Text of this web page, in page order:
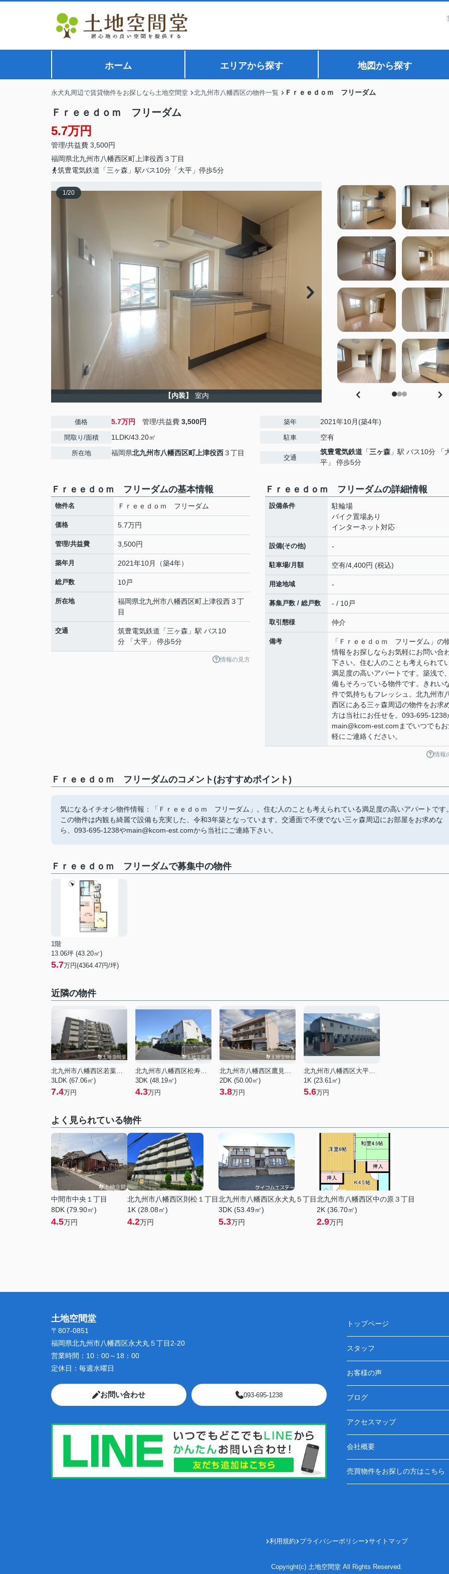
ホーム エリアから探す 地図から探す
永犬丸周辺で賃貸物件をお探しなら土地空間堂 北九州市八幡西区の物件一覧 Ｆｒｅｅｄｏｍ フリーダム
Ｆｒｅｅｄｏｍ フリーダム
5.7万円
管理/共益費 3,500円
福岡県北九州市八幡西区町上津役西３丁目
筑豊電気鉄道「三ヶ森」駅バス10分「大平」停歩5分
1/20
【内装】 室内
価格 5.7万円 管理/共益費 3,500円
間取り/面積 1LDK/43.20㎡
所在地 福岡県北九州市八幡西区町上津役西３丁目
築年 2021年10月(築4年)
駐車 空有
交通
筑豊電気鉄道 「三ヶ森 」駅 バス10分 「
平」 停歩5分
Ｆｒｅｅｄｏｍ フリーダムの基本情報
物件名 Ｆｒｅｅｄｏｍ フリーダム
価格 5.7万円
管理/共益費 3,500円
築年月 2021年10月（築4年）
総戸数 10戸
所在地 福岡県北九州市八幡西区町上津役西３丁
目
交通 筑豊電気鉄道 「三ヶ森 」駅 バス10
分 「大平」 停歩5分
情報の見方
Ｆｒｅｅｄｏｍ フリーダムの詳細情報
設備条件
駐輪場
バイク置場あり
インターネット対応
設備(その他) -
駐車場/月額 空有/4,400円 (税込)
用途地域 -
募集戸数 / 総戸数 - / 10戸
取引態様 仲介
備考
「Ｆｒｅｅｄｏｍ フリーダム」の
情報をお探しならお気軽にお問い合
下さい。住む人のことも考えられて
満足度の高いアパートです。築浅で
備もそろっている物件です。きれい
件で気持ちもフレッシュ。北九州市
西区にある三ヶ森周辺の物件をお求
方は当社にお任せを。093-695-1238
main@kcom-est.comまでいつでも
軽にご連絡ください。
情報
Ｆｒｅｅｄｏｍ フリーダムのコメント(おすすめポイント)
気になるイチオシ物件情報：「Ｆｒｅｅｄｏｍ フリーダム」。住む人のことも考えられている満足度の高いアパートです。
この物件は内観も綺麗で設備も充実した、令和3年築となっています。交通面で不便でない三ヶ森周辺にお部屋をお求めな
ら、093-695-1238やmain@kcom-est.comから当社にご連絡下さい。
Ｆｒｅｅｄｏｍ フリーダムで募集中の物件
1階
13.06坪 (43.20㎡)
5.7万円(4364.47円/坪)
近隣の物件
北九州市八幡西区若葉３丁目
3LDK (67.06㎡)
7.4万円
北九州市八幡西区松寿山１丁目
3DK (48.19㎡)
4.3万円
北九州市八幡西区鷹見台２丁目
2DK (50.00㎡)
3.8万円
北九州市八幡西区大平２丁目
1K (23.61㎡)
5.6万円
よく見られている物件
中間市中央１丁目
8DK (79.90㎡)
4.5万円
北九州市八幡西区則松１丁目
1K (28.08㎡)
4.2万円
北九州市八幡西区永犬丸５丁目
3DK (53.49㎡)
5.3万円
北九州市八幡西区中の原３丁目
2K (36.70㎡)
2.9万円
土地空間堂
〒807-0851
福岡県北九州市八幡西区永犬丸５丁目2-20
営業時間： 10：00～18：00
定休日： 毎週水曜日
お問い合わせ 093-695-1238
トップページ
スタッフ
お客様の声
ブログ
アクセスマップ
会社概要
売買物件をお探しの方はこちら
利用規約 プライバシーポリシー サイトマップ
Copyright(c) 土地空間堂 All Rights Reserved.